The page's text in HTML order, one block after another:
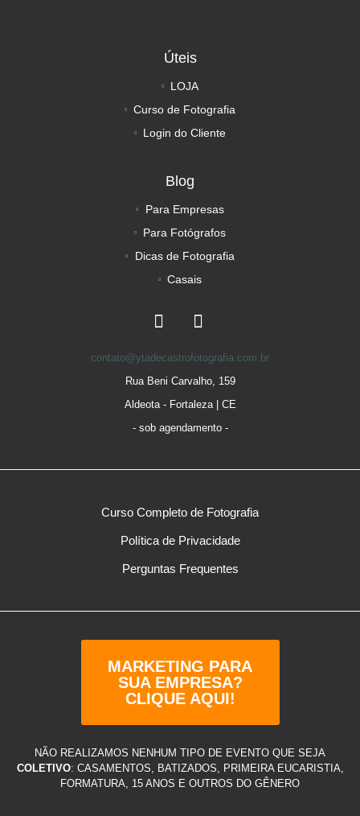
Úteis
LOJA
Curso de Fotografia
Login do Cliente
Blog
Para Empresas
Para Fotógrafos
Dicas de Fotografia
Casais
contato@ytadecastrofotografia.com.br
Rua Beni Carvalho, 159
Aldeota - Fortaleza | CE
- sob agendamento -
Curso Completo de Fotografia
Política de Privacidade
Perguntas Frequentes
MARKETING PARA
SUA EMPRESA?
CLIQUE AQUI!
NÃO REALIZAMOS NENHUM TIPO DE EVENTO QUE SEJA
COLETIVO: CASAMENTOS, BATIZADOS, PRIMEIRA EUCARISTIA,
FORMATURA, 15 ANOS E OUTROS DO GÊNERO